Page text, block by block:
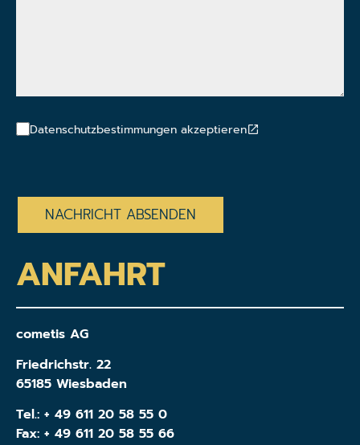
Datenschutzbestimmungen akzeptieren
ANFAHRT
cometis AG
Friedrichstr. 22
65185 Wiesbaden
Tel.: + 49 611 20 58 55 0
Fax: + 49 611 20 58 55 66